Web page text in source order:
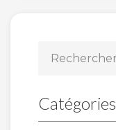
Catégories